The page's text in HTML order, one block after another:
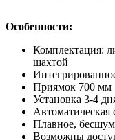
Особенности:
Комплектация:
шахтой
Приямок 700 мм
Установка 3-4
Автоматическая
Плавное,
Возможны